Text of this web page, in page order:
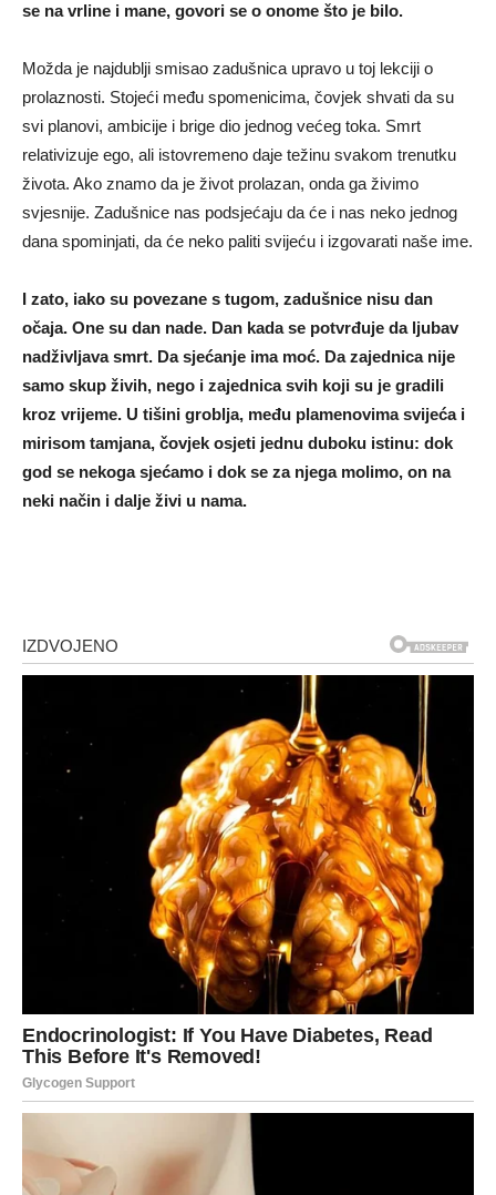
se na vrline i mane, govori se o onome što je bilo.
Možda je najdublji smisao zadušnica upravo u toj lekciji o
prolaznosti. Stojeći među spomenicima, čovjek shvati da su
svi planovi, ambicije i brige dio jednog većeg toka. Smrt
relativizuje ego, ali istovremeno daje težinu svakom trenutku
života. Ako znamo da je život prolazan, onda ga živimo
svjesnije. Zadušnice nas podsjećaju da će i nas neko jednog
dana spominjati, da će neko paliti svijeću i izgovarati naše ime.
I zato, iako su povezane s tugom, zadušnice nisu dan
očaja. One su dan nade. Dan kada se potvrđuje da ljubav
nadživljava smrt. Da sjećanje ima moć. Da zajednica nije
samo skup živih, nego i zajednica svih koji su je gradili
kroz vrijeme. U tišini groblja, među plamenovima svijeća i
mirisom tamjana, čovjek osjeti jednu duboku istinu: dok
god se nekoga sjećamo i dok se za njega molimo, on na
neki način i dalje živi u nama.